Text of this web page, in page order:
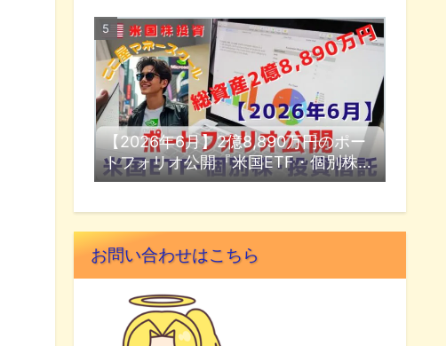
【2026年6月】2億8,890万円のポー
トフォリオ公開『米国ETF・個別株・
投資信託』
お問い合わせはこちら